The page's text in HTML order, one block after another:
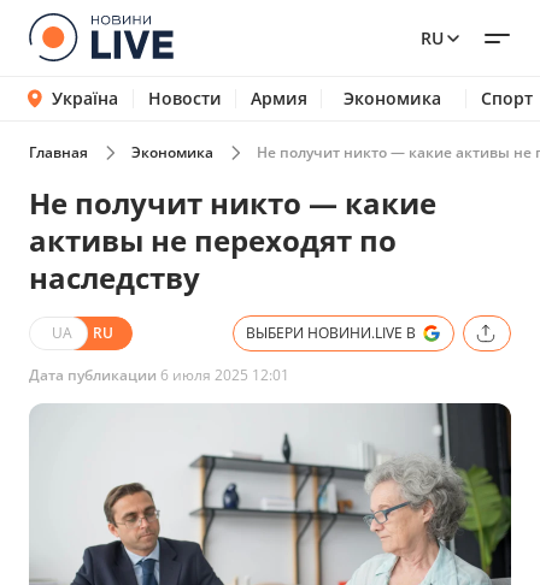
RU
Україна Новости Армия Экономика Спорт
Главная Экономика Не получит никто — какие активы не
Не получит никто — какие
активы не переходят по
наследству
UA RU ВЫБЕРИ НОВИНИ.LIVE В
Дата публикации 6 июля 2025 12:01